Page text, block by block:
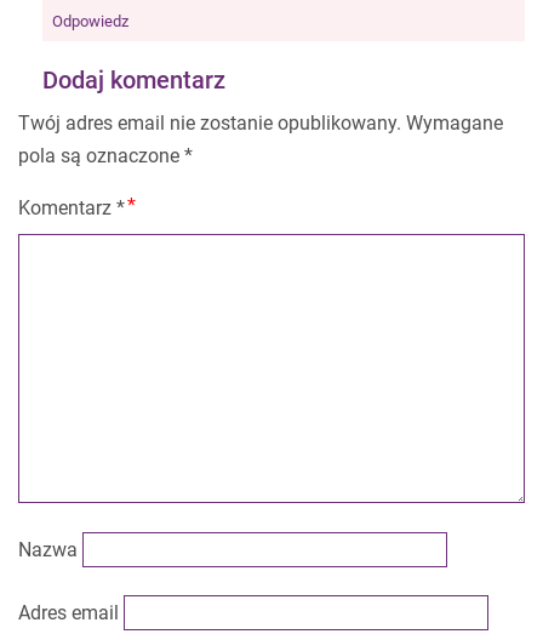
Odpowiedz
Dodaj komentarz
Twój adres email nie zostanie opublikowany. Wymagane
pola są oznaczone *
Komentarz *
Nazwa
Adres email